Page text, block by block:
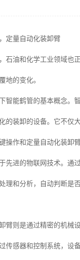
定量自动化装卸臂
石油和化学工业领域也
地的变化。
智能鹤管的基本概念。
的装卸的设备。它不仅
操作和定量自动化装卸
先进的物联网技术。通
理和分析，自动判断是
臂则是通过精密的机械
传感器和控制系统，设